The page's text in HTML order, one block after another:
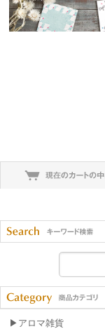
▶アロマ雑貨